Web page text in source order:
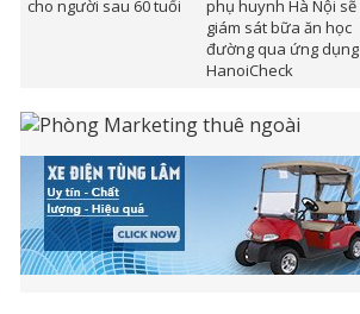
cho người sau 60 tuổi
phụ huynh Hà Nội sẽ
giám sát bữa ăn học
đường qua ứng dụng
HanoiCheck